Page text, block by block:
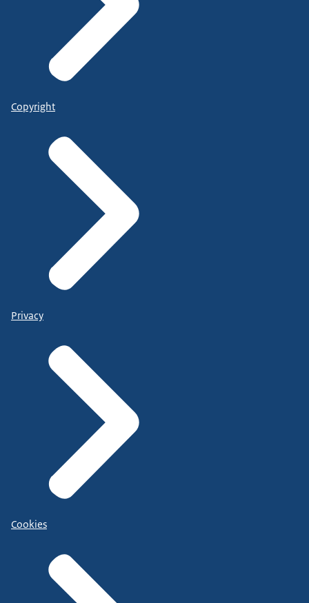
Copyright
Privacy
Cookies